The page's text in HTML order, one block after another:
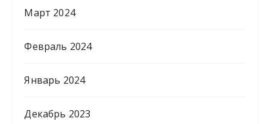
Март 2024
Февраль 2024
Январь 2024
Декабрь 2023